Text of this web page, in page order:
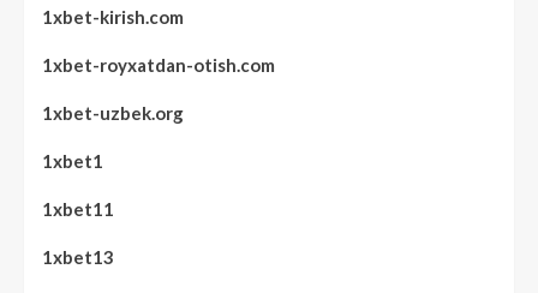
1xbet-kirish.com
1xbet-royxatdan-otish.com
1xbet-uzbek.org
1xbet1
1xbet11
1xbet13